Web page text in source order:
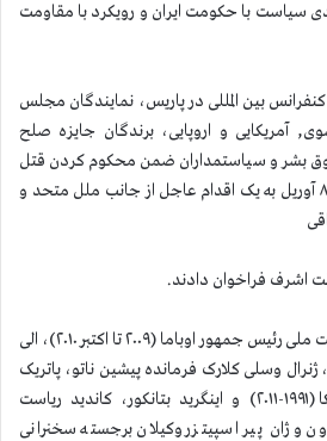
سیاست با حکومت ایران و رویکرد با مقاومت
در یک کنفرانس بین المللی در پاریس، نمایندگان مجلس
آمریکایی و اروپایی، برندگان جایزه صلح
بشر و سیاستمداران ضمن محکوم کردن قتل
عام ساکنان بیدفاع اشرف در ۸ آوریل به یک اقدام عاجل از جانب ملل متحد و
اشرف فراخوان دادند.
ژنرال جیمز جونز، مشاور امنیت ملی رئیس جمهور اوباما (۲۰۰۹ تا اکتبر ۲۰۱۰)، الی
وسلی کلارک فرمانده پیشین ناتو، پاتریک
کندی، نماینده کنگره آمریکا (۱۹۹۱-۲۰۱۱) و اینگرید بتانکور، کاندید ریاست
و ژان پیر اسپیتزر وکیلان برجسته سخنرانی